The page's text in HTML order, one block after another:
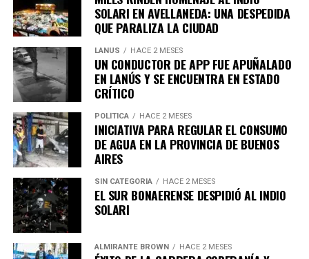
Trenes Argentinos confirmó que el incidente no
interrumpió el servicio de pasajeros, que continúa
operando con normalidad.
El incendio comenzó alrededor de las 13:35 horas en el
kilómetro 5 del recorrido del Tren Roca.
SOLARI EN AVELLANEDA: UNA DESPEDIDA
QUE PARALIZA LA CIUDAD
LANUS HACE 2 MESES
UN CONDUCTOR DE APP FUE APUÑALADO
EN LANÚS Y SE ENCUENTRA EN ESTADO
CRÍTICO
POLÍTICA HACE 2 MESES
INICIATIVA PARA REGULAR EL CONSUMO
DE AGUA EN LA PROVINCIA DE BUENOS
AIRES
SIN CATEGORIA HACE 2 MESES
EL SUR BONAERENSE DESPIDIÓ AL INDIO
SOLARI
ALMIRANTE BROWN HACE 2 MESES